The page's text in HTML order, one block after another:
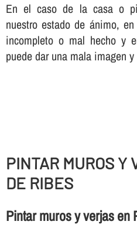
En el caso de la casa o
nuestro estado de ánimo,
incompleto o mal hecho y
puede dar una mala imagen
PINTAR MUROS Y
DE RIBES
Pintar muros y verjas en